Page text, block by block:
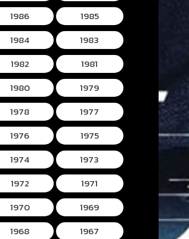
ห้อง
ญาณ
Mortal Kombat II
(2026) มอร์ทัล คอม
แบท 2
1986
1985
1984
1983
1982
1981
1980
1979
1978
1977
1976
1975
1974
1973
1972
1971
1970
1969
1968
1967